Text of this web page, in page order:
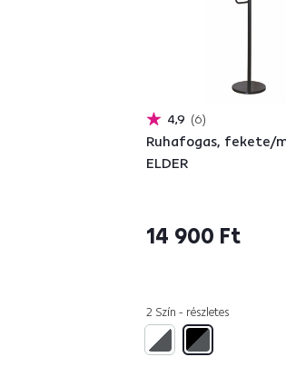
4,9 6
Ruhafogas, fekete/
ELDER
14 900 Ft
2 Szín - részletes